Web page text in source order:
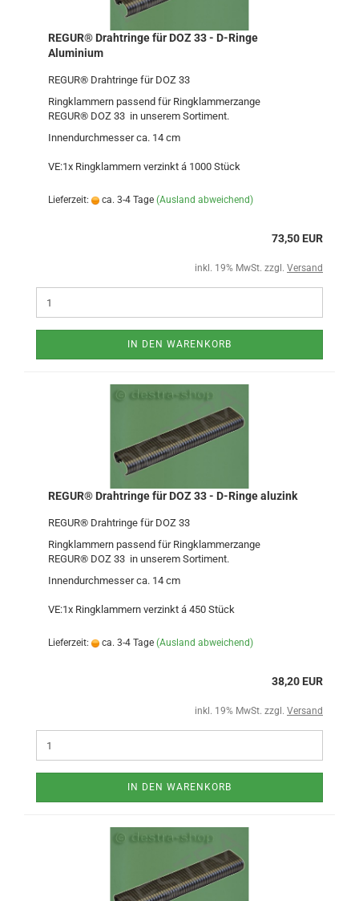
REGUR® Drahtringe für DOZ 33 - D-Ringe
Aluminium
REGUR® Drahtringe für DOZ 33
Ringklammern passend für Ringklammerzange
REGUR® DOZ 33 in unserem Sortiment.
Innendurchmesser ca. 14 cm
VE:1x Ringklammern verzinkt á 1000 Stück
Lieferzeit: ca. 3-4 Tage (Ausland abweichend)
73,50 EUR
inkl. 19% MwSt. zzgl. Versand
IN DEN WARENKORB
REGUR® Drahtringe für DOZ 33 - D-Ringe aluzink
REGUR® Drahtringe für DOZ 33
Ringklammern passend für Ringklammerzange
REGUR® DOZ 33 in unserem Sortiment.
Innendurchmesser ca. 14 cm
VE:1x Ringklammern verzinkt á 450 Stück
Lieferzeit: ca. 3-4 Tage (Ausland abweichend)
38,20 EUR
inkl. 19% MwSt. zzgl. Versand
IN DEN WARENKORB